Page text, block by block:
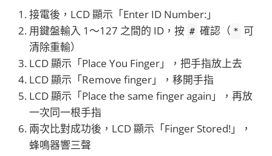
接電後，LCD 顯示「Enter ID Number:」
用鍵盤輸入 1～127 之間的 ID，按 # 確認（ * 可
清除重輸）
LCD 顯示「Place You Finger」，把手指放上去
LCD 顯示「Remove finger」，移開手指
LCD 顯示「Place the same finger again」，再放
一次同一根手指
兩次比對成功後，LCD 顯示「Finger Stored!」，
蜂鳴器響三聲